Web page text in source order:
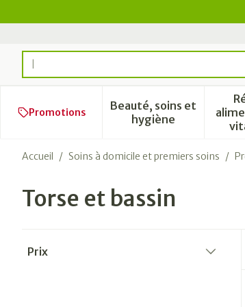
Rechercher
Promotions
Beauté, soins et
hygièneAfficher le sous-
Accueil / Soins à domicile et premiers soins /
Torse et bassin
Prix